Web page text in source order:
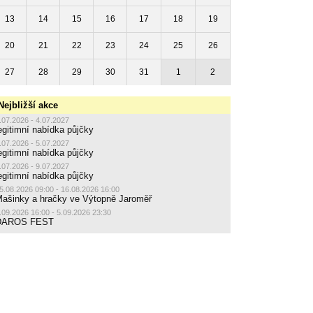
13 14 15 16 17 18 19
20 21 22 23 24 25 26
27 28 29 30 31 1 2
Nejbližší akce
- 4.07.2027
nabídka půjčky
- 5.07.2027
nabídka půjčky
- 9.07.2027
nabídka půjčky
09:00 - 16.08.2026 16:00
a hračky ve Výtopně Jaroměř
16:00 - 5.09.2026 23:30
FEST